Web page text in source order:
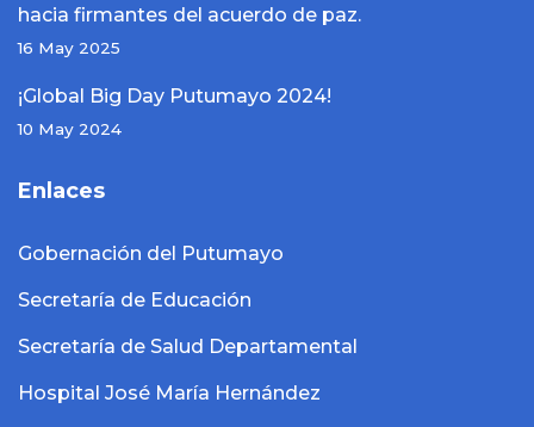
hacia firmantes del acuerdo de paz.
16 May 2025
¡Global Big Day Putumayo 2024!
10 May 2024
Enlaces
Gobernación del Putumayo
Secretaría de Educación
Secretaría de Salud Departamental
Hospital José María Hernández